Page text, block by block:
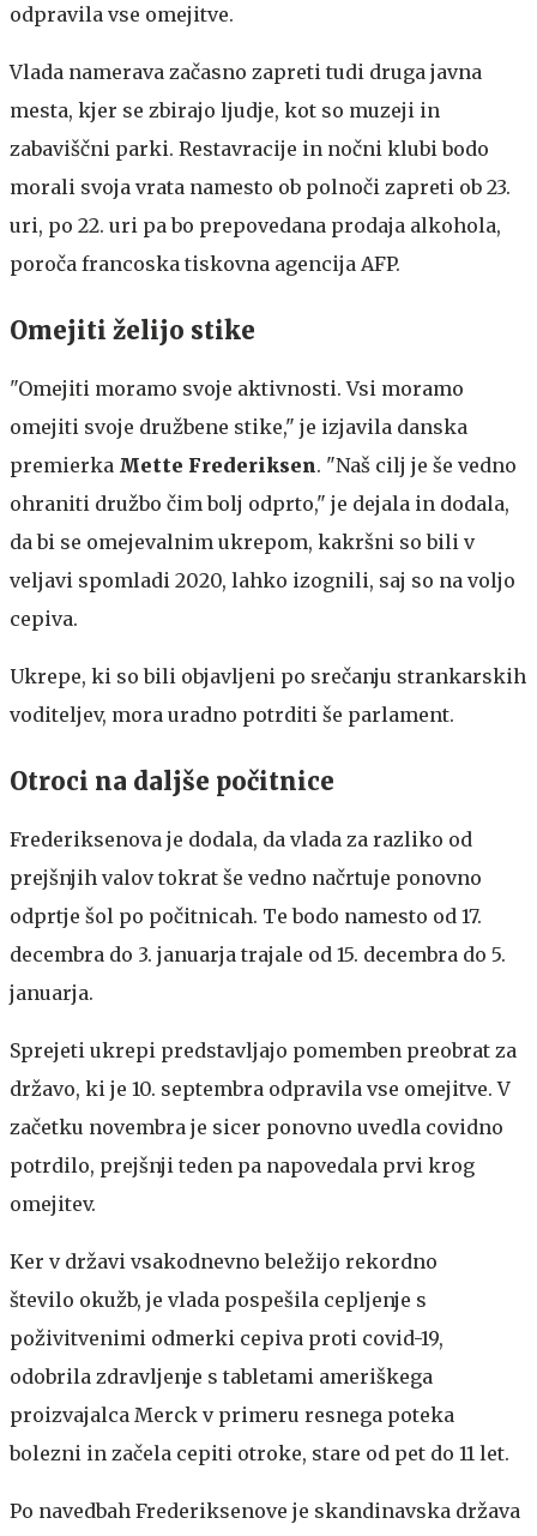
odpravila vse omejitve.
Vlada namerava začasno zapreti tudi druga javna
mesta, kjer se zbirajo ljudje, kot so muzeji in
zabaviščni parki. Restavracije in nočni klubi bodo
morali svoja vrata namesto ob polnoči zapreti ob 23.
uri, po 22. uri pa bo prepovedana prodaja alkohola,
poroča francoska tiskovna agencija AFP.
Omejiti želijo stike
"Omejiti moramo svoje aktivnosti. Vsi moramo
omejiti svoje družbene stike," je izjavila danska
premierka Mette Frederiksen. "Naš cilj je še vedno
ohraniti družbo čim bolj odprto," je dejala in dodala,
da bi se omejevalnim ukrepom, kakršni so bili v
veljavi spomladi 2020, lahko izognili, saj so na voljo
cepiva.
Ukrepe, ki so bili objavljeni po srečanju strankarskih
voditeljev, mora uradno potrditi še parlament.
Otroci na daljše počitnice
Frederiksenova je dodala, da vlada za razliko od
prejšnjih valov tokrat še vedno načrtuje ponovno
odprtje šol po počitnicah. Te bodo namesto od 17.
decembra do 3. januarja trajale od 15. decembra do 5.
januarja.
Sprejeti ukrepi predstavljajo pomemben preobrat za
državo, ki je 10. septembra odpravila vse omejitve. V
začetku novembra je sicer ponovno uvedla covidno
potrdilo, prejšnji teden pa napovedala prvi krog
omejitev.
Ker v državi vsakodnevno beležijo rekordno
število okužb, je vlada pospešila cepljenje s
poživitvenimi odmerki cepiva proti covid-19,
odobrila zdravljenje s tabletami ameriškega
proizvajalca Merck v primeru resnega poteka
bolezni in začela cepiti otroke, stare od pet do 11 let.
Po navedbah Frederiksenove je skandinavska država